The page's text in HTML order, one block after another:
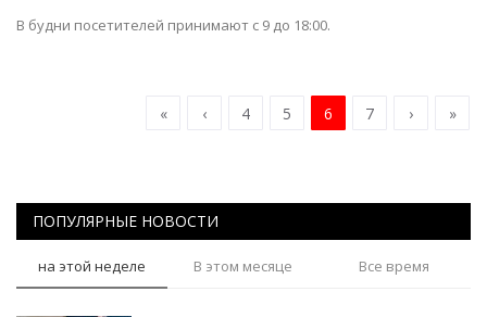
В будни посетителей принимают с 9 до 18:00.
« ‹ 4 5 6 7 › »
ПОПУЛЯРНЫЕ НОВОСТИ
на этой неделе В этом месяце Все время